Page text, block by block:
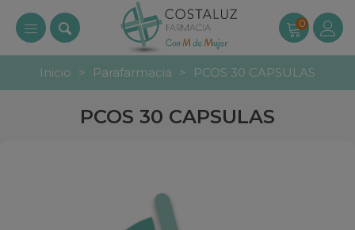
0
Inicio > Parafarmacia > PCOS 30 CAPSULAS
PCOS 30 CAPSULAS